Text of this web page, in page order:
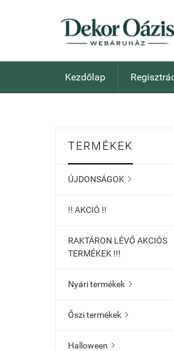
Kezdőlap
TERMÉKEK
ÚJDONSÁGOK 
!! AKCIÓ !!
RAKTÁRON LÉVŐ AKCIÓS
TERMÉKEK !!!
Nyári termékek 
Őszi termékek 
Halloween 